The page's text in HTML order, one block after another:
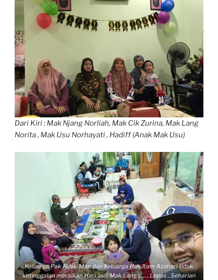
Dari Kiri : Mak Njang Norliah, Mak Cik Zurina, Mak Lang
Norita , Mak Usu Norhayati , Hadiff (Anak Mak Usu)
Keluarga Pak Ndak Man dan Keluarga Pak Itam Azahari tidak
ketinggalan meraikan Hari Jadi Mak Lang (…….Lepas ..Seharian